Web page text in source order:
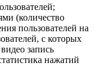
(количество
пользователей на
с которых
запись
нажатий